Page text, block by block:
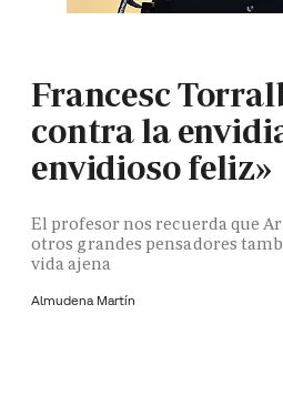
Francesc
contra la
envidioso feliz»
El profesor nos recuerda que
otros grandes pensadores
vida ajena
Almudena Martín